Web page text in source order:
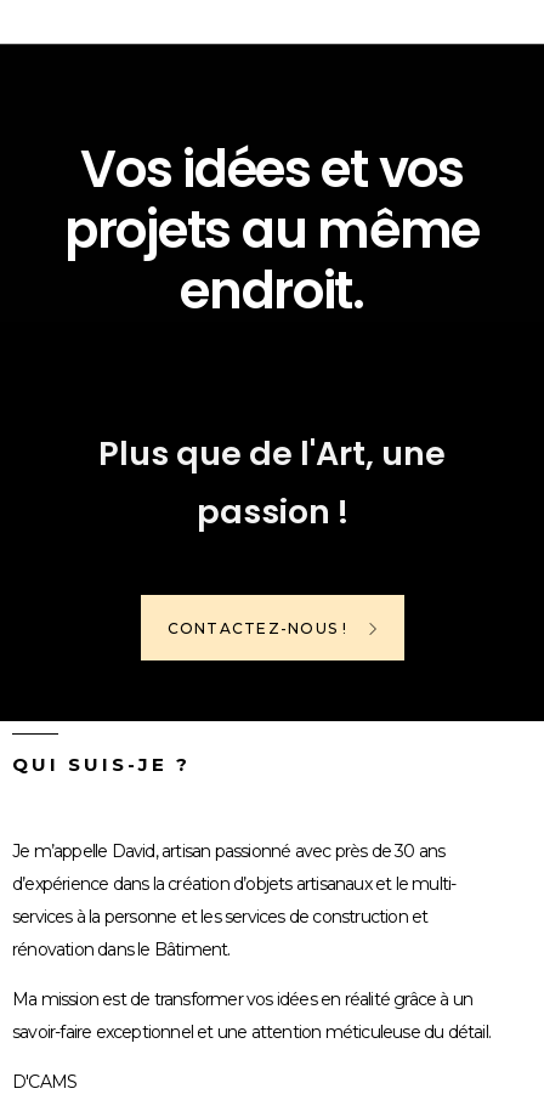
Vos idées et vos
projets au même
endroit.
Plus que de l'Art, une
passion !
CONTACTEZ-NOUS !
QUI SUIS-JE ?
Je m’appelle David, artisan passionné avec près de 30 ans
d’expérience dans la création d’objets artisanaux et le multi-
services à la personne et les services de construction et
rénovation dans le Bâtiment.
Ma mission est de transformer vos idées en réalité grâce à un
savoir-faire exceptionnel et une attention méticuleuse du détail.
D'CAMS